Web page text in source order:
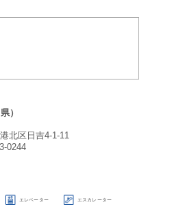
）
北区日吉4-1-11
0244
エレベーター エスカレーター